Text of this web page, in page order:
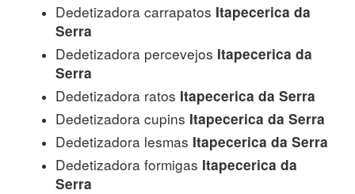
Dedetizadora carrapatos Itapecerica da
Serra
Dedetizadora percevejos Itapecerica da
Serra
Dedetizadora ratos Itapecerica da Serra
Dedetizadora cupins Itapecerica da Serra
Dedetizadora lesmas Itapecerica da Serra
Dedetizadora formigas Itapecerica da
Serra